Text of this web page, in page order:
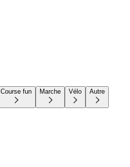
Course fun Marche Vélo Autre